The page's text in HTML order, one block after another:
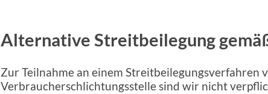
Alternative Streitbeilegung
Zur Teilnahme an einem Streitbeilegungsverfahren
Verbraucherschlichtungsstelle sind wir nicht